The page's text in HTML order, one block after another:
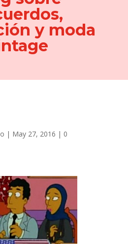
y moda
| May 27, 2016 | 0